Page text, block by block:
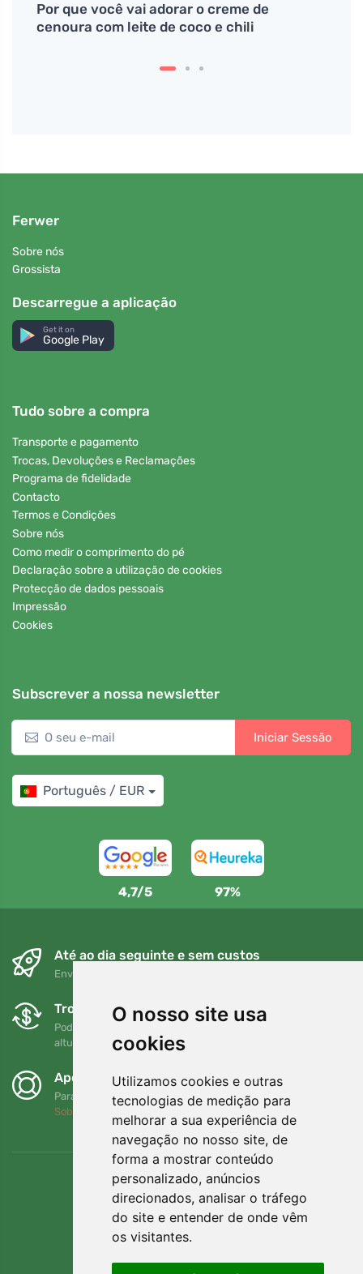
O nosso site usa
cookies
Utilizamos cookies e outras
tecnologias de medição para
melhorar a sua experiência de
navegação no nosso site, de
forma a mostrar conteúdo
personalizado, anúncios
direcionados, analisar o tráfego
do site e entender de onde vêm
os visitantes.
Por que você vai adorar o creme de
cenoura com leite de coco e chili
Ferwer
Sobre nós
Grossista
Descarregue a aplicação
Get it on
Google Play
Tudo sobre a compra
Transporte e pagamento
Trocas, Devoluções e Reclamações
Programa de fidelidade
Contacto
Termos e Condições
Sobre nós
Como medir o comprimento do pé
Declaração sobre a utilização de cookies
Protecção de dados pessoais
Impressão
Cookies
Subscrever a nossa newsletter
Iniciar Sessão
Português / EUR
4,7/5 97%
Até ao dia seguinte e sem custos
Envio gratuito para encomendas superiores a 80 EUR
Trocas e devoluções gratuitas
Pode devolver ou trocar a sua encomenda em qualquer
altura no prazo de 90 dias
Apoiamos a Trees.org
Para cada encomenda plantamos uma árvore! Leia mais
Sobre nós